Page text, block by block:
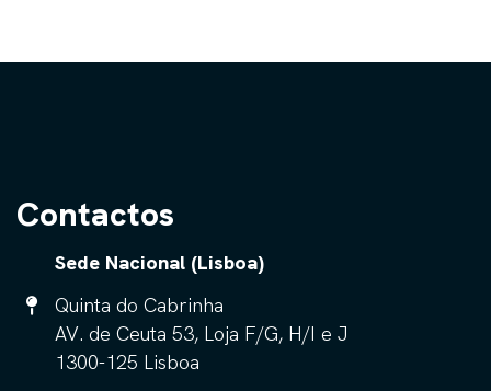
Contactos
Sede Nacional (Lisboa)
Quinta do Cabrinha
AV. de Ceuta 53, Loja F/G, H/I e J
1300-125 Lisboa